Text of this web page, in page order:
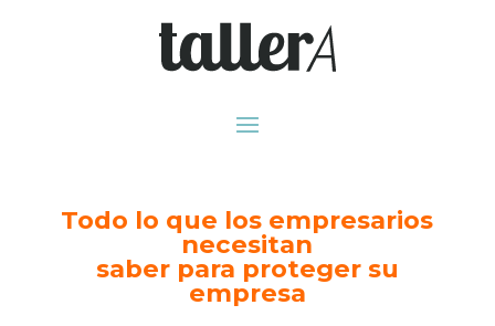
Todo lo que los empresarios
necesitan
saber para proteger su
empresa